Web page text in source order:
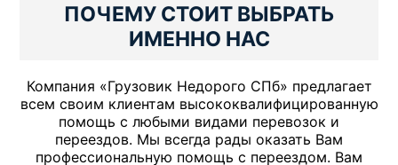
ПОЧЕМУ СТОИТ ВЫБРАТЬ
ИМЕННО НАС
Компания «Грузовик Недорого СПб» предлагает
всем своим клиентам высококвалифицированную
помощь с любыми видами перевозок и
переездов. Мы всегда рады оказать Вам
профессиональную помощь с переездом. Вам